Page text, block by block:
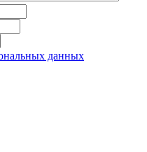
данных